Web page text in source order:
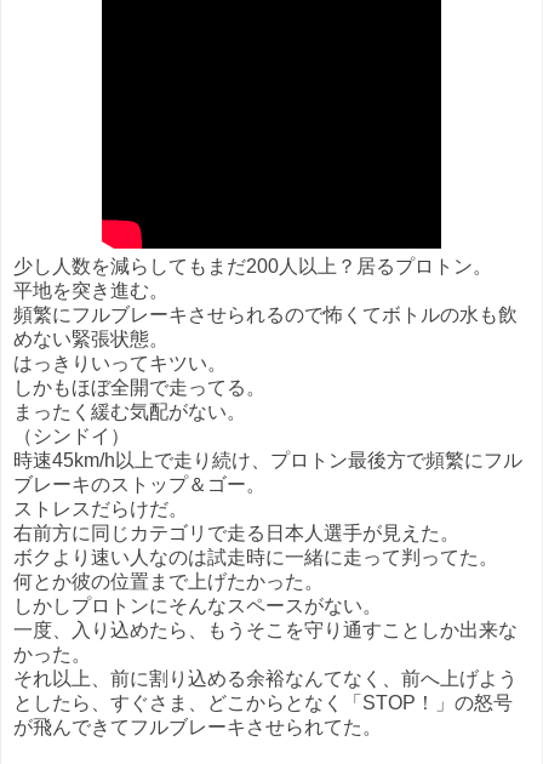
少し人数を減らしてもまだ200人以上？居るプロトン。
平地を突き進む。
頻繁にフルブレーキさせられるので怖くてボトルの水も飲
めない緊張状態。
はっきりいってキツい。
しかもほぼ全開で走ってる。
まったく緩む気配がない。
（シンドイ）
時速45km/h以上で走り続け、プロトン最後方で頻繁にフル
ブレーキのストップ＆ゴー。
ストレスだらけだ。
右前方に同じカテゴリで走る日本人選手が見えた。
ボクより速い人なのは試走時に一緒に走って判ってた。
何とか彼の位置まで上げたかった。
しかしプロトンにそんなスペースがない。
一度、入り込めたら、もうそこを守り通すことしか出来な
かった。
それ以上、前に割り込める余裕なんてなく、前へ上げよう
としたら、すぐさま、どこからとなく「STOP！」の怒号
が飛んできてフルブレーキさせられてた。